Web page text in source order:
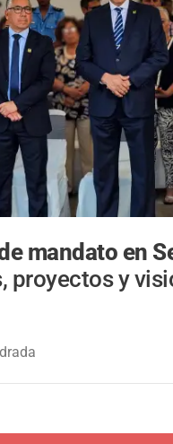
mandato en
proyectos y